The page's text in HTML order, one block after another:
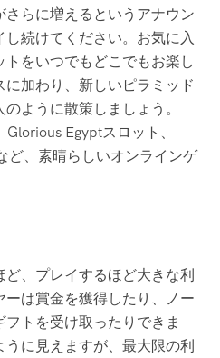
らに増えるというアナウン
続けてください。お気に入
をいつでもどこでもお楽し
加わり、新しいピラミッド
ように散策しましょう。
Egyptスロット、
ど、素晴らしいオンラインゲ
、プレイするほど大きな利
は賞金を獲得したり、ノー
フトを受け取ったりできま
に見えますが、最大限の利